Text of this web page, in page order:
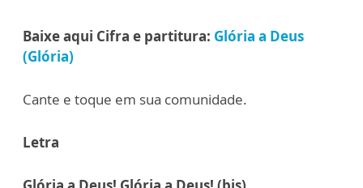
Baixe aqui Cifra e partitura: Glória a Deus
(Glória)
Cante e toque em sua comunidade.
Letra